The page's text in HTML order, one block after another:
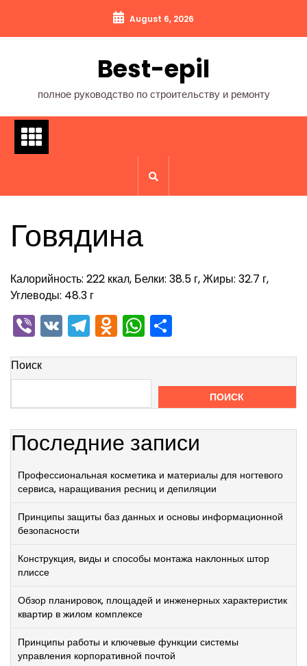
содержимому
August 6, 2026
Best-epil
полное руководство по строительству и ремонту
Говядина
Калорийность: 222 ккал, Белки: 38.5 г, Жиры: 32.7 г,
Углеводы: 48.3 г
Viber
VKTelegram
Odnoklassniki
WhatsApp
Поиск
ПОИСК
Последние записи
Профессиональная косметика и материалы для ногтевого
сервиса, наращивания ресниц и депиляции
Принципы защиты баз данных и основы информационной
безопасности
Конструкция, виды и способы монтажа наклонных штор
плиссе
Обзор планировок, площадей и инженерных характеристик
квартир в жилом комплексе
Принципы работы и ключевые функции системы
управления корпоративной почтой